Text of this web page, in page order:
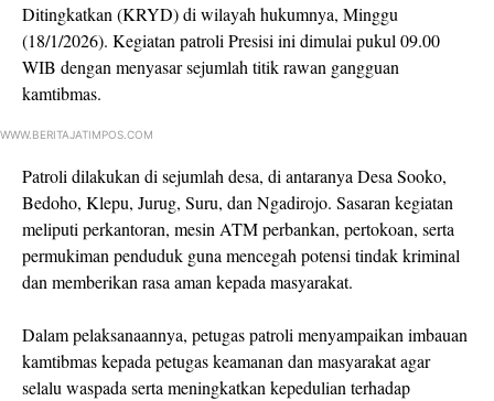
Ditingkatkan (KRYD) di wilayah hukumnya, Minggu
(18/1/2026). Kegiatan patroli Presisi ini dimulai pukul 09.00
WIB dengan menyasar sejumlah titik rawan gangguan
kamtibmas.
WWW.BERITAJATIMPOS.COM
Patroli dilakukan di sejumlah desa, di antaranya Desa Sooko,
Bedoho, Klepu, Jurug, Suru, dan Ngadirojo. Sasaran kegiatan
meliputi perkantoran, mesin ATM perbankan, pertokoan, serta
permukiman penduduk guna mencegah potensi tindak kriminal
dan memberikan rasa aman kepada masyarakat.
Dalam pelaksanaannya, petugas patroli menyampaikan imbauan
kamtibmas kepada petugas keamanan dan masyarakat agar
selalu waspada serta meningkatkan kepedulian terhadap